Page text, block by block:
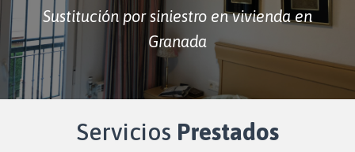
Sustitución por siniestro en vivienda en
Granada
Servicios Prestados